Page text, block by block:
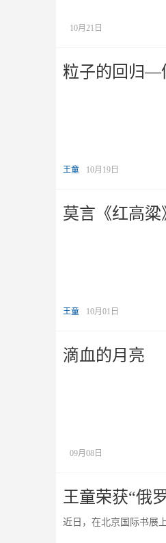
10月21日
粒子的回归—
王童 10月19日
莫言《红高
王童 10月01日
滴血的月亮
09月08日
王童荣获“俄
近日，在北京国际书展